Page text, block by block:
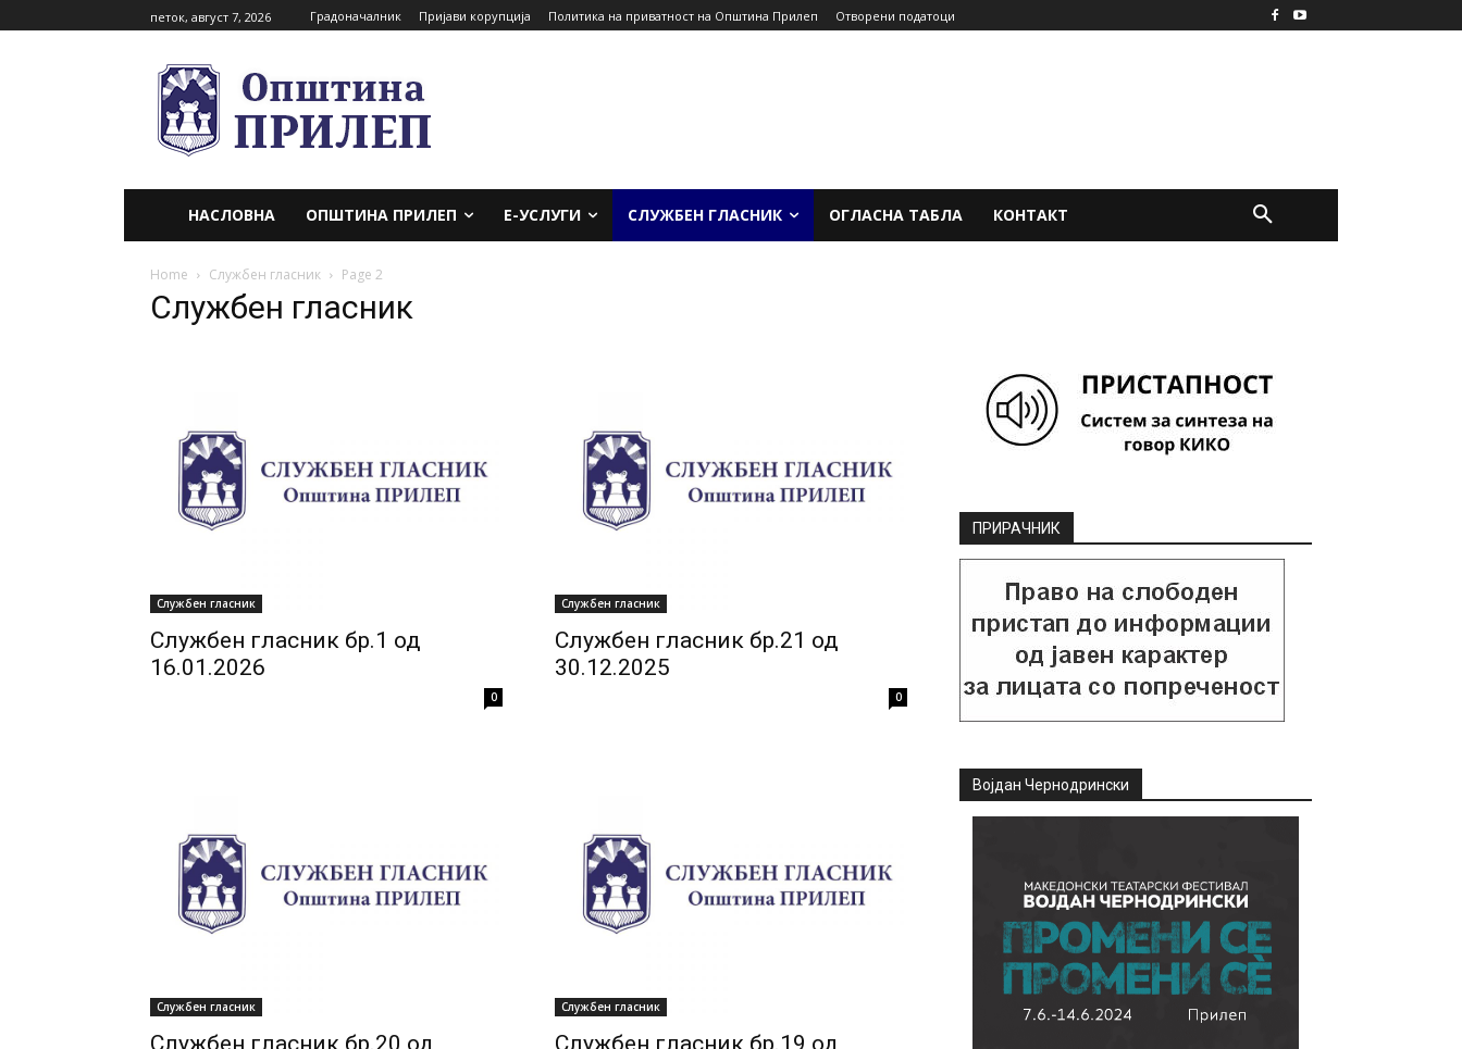
петок, август 7, 2026 Градоначалник Пријави корупција Политика на приватност на Општина Прилеп Отворени податоци
НАСЛОВНА ОПШТИНА ПРИЛЕП Е-УСЛУГИ СЛУЖБЕН ГЛАСНИК ОГЛАСНА ТАБЛА КОНТАКТ
Home Службен гласник Page 2
Службен гласник
Службен гласник
Службен гласник бр.1 од
16.01.2026
0
Службен гласник
Службен гласник бр.21 од
30.12.2025
0
Службен гласник
Службен гласник бр.20 од
Службен гласник
Службен гласник бр.19 од
ПРИРАЧНИК
Војдан Чернодрински